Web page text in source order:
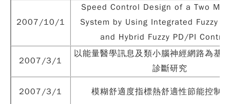
2007/10/1
Speed Control Design of a Two
System by Using Integrated Fuzzy
and Hybrid Fuzzy PD/PI
2007/3/1
以能量醫學訊息及類小腦神經網路為基
診斷研究
2007/3/1 模糊舒適度指標熱舒適性節能控制